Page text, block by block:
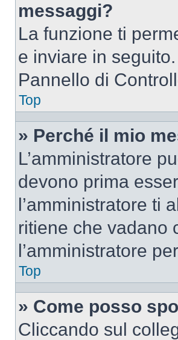
messaggi?
La funzione ti
e inviare in
Pannello di
Top
» Perché il mio
L’amministratore
devono prima
l’amministratore ti
ritiene che vadano
l’amministratore
Top
» Come posso
Cliccando sul